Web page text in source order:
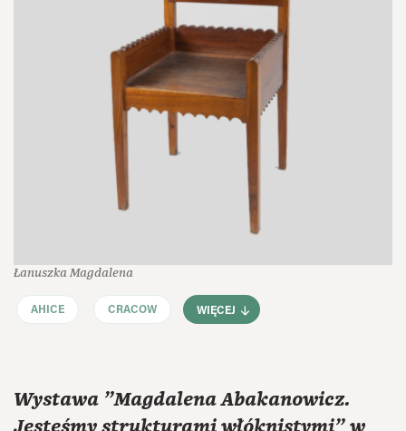
Łanuszka Magdalena
AHICE CRACOW WIĘCEJ
Wystawa "Magdalena Abakanowicz.